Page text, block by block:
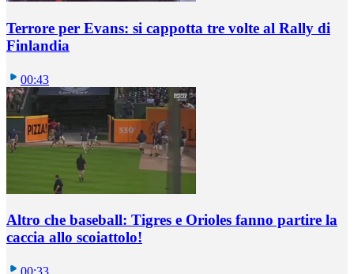
Terrore per Evans: si cappotta tre volte al Rally di
Finlandia
00:43
Altro che baseball: Tigres e Orioles fanno partire la
caccia allo scoiattolo!